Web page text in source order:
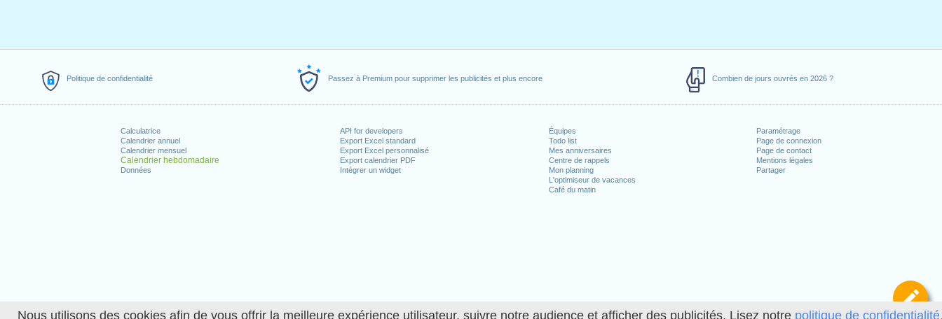
Nous utilisons des cookies afin de vous offrir la meilleure expérience utilisateur, suivre notre audience et afficher des publicités. Lisez notre politique de
Politique de confidentialité Passez à Premium pour supprimer les publicités et plus encore Combien de jours ouvrés en 2026 ?
Calculatrice
Calendrier annuel
Calendrier mensuel
Calendrier hebdomadaire
Données
API for developers
Export Excel standard
Export Excel personnalisé
Export calendrier PDF
Intégrer un widget
Équipes
Todo list
Mes anniversaires
Centre de rappels
Mon planning
L'optimiseur de vacances
Café du matin
Paramétrage
Page de connexion
Page de contact
Mentions légales
Partager